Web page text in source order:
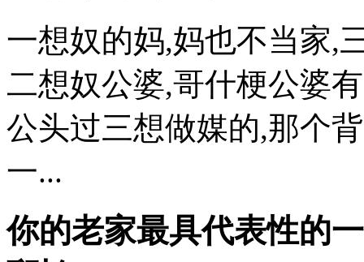
一想奴的妈,妈也不当家,
二想奴公婆,哥什梗公婆
公头过三想做媒的,那个
一...
你的老家最具代表性的